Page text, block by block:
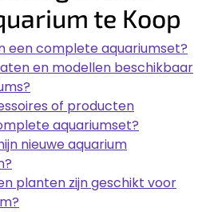
te Koop
een complete aquariumset?
en modellen beschikbaar
of producten
aquariumset?
nieuwe aquarium
planten zijn geschikt voor